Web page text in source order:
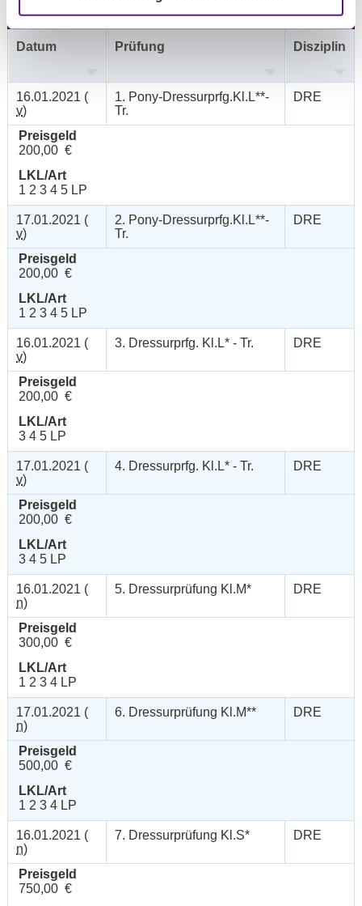
Datum Prüfung Disziplin
16.01.2021 (
v)
1. Pony-Dressurprfg.Kl.L**-
Tr.
DRE
Preisgeld
200,00 €
LKL/Art
1 2 3 4 5 LP
17.01.2021 (
v)
2. Pony-Dressurprfg.Kl.L**-
Tr.
DRE
Preisgeld
200,00 €
LKL/Art
1 2 3 4 5 LP
16.01.2021 (
v)
3. Dressurprfg. Kl.L* - Tr. DRE
Preisgeld
200,00 €
LKL/Art
3 4 5 LP
17.01.2021 (
v)
4. Dressurprfg. Kl.L* - Tr. DRE
Preisgeld
200,00 €
LKL/Art
3 4 5 LP
16.01.2021 (
n)
5. Dressurprüfung Kl.M* DRE
Preisgeld
300,00 €
LKL/Art
1 2 3 4 LP
17.01.2021 (
n)
6. Dressurprüfung Kl.M** DRE
Preisgeld
500,00 €
LKL/Art
1 2 3 4 LP
16.01.2021 (
n)
7. Dressurprüfung Kl.S* DRE
Preisgeld
750,00 €